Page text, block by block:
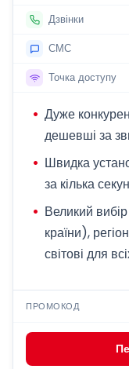
Дзвінки
СМС
Точка доступу
Дуже
дешевші за
Швидка
за кілька
Великий
країни),
світові для
ПРОМОКОД